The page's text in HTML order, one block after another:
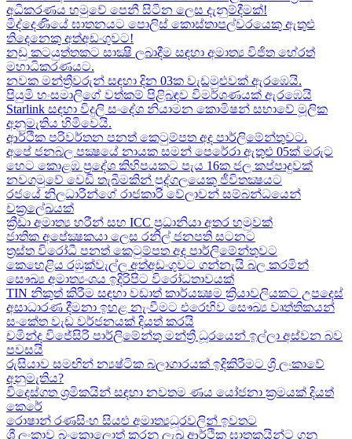
අධිකරණය හමුවේ පෙනී සිටින ලෙස දැනුම්දීමක්!
මිද්දෙණියේ ඝාතනයට පොලිස් කොස්තාපල්වරයෙකු ඇතුළු
තිදෙනෙකු අත්අඩංගුවට​!
නඩු කටයුත්තකට සාක්‍ෂි ලබාදීම සඳහා අමාත්‍ය විජිත හේරත්
මහාධිකරණයට​.
නවක මන්ත්‍රීවරුන් සඳහා දින 03ක වැඩමුළුවක් ඇරඹෙයි.
පියුමි හංසමාලිගේ වත්කම් පිළිබඳව විමර්ශණයක් ඇරඹෙයි
Starlink සඳහා විදුලි සංදේශ නියාමන කොමිෂන් සභාවේ මූලික
අනුමැතිය හිමිවෙයි.
ආර්ථික පරිවර්තන පනත් කෙටුම්පත අද පාර්ලිමේන්තුවට.
අපේ ජනබල පක්‍ෂයේ නායක සමන් පෙරේරා ඇතුළු 05ක් මරුට​
හෙට කොළඹ ප්‍රදේශ කිහිපයකට පැය 16ක ජල කප්පාදුවක්
නවගමුවේ වෙඩි තැබීමකින් පුද්ගලයෙකු ජීවිතක්‍ෂයට​
රජයේ නිලධාරීන්ගේ රාජකාරි වේලාවන් සම්බන්ධයෙන්
චක්‍රලේඛයක්
ක්‍රීඩා අමාත්‍ය හරීන් සහ​ ICC ප්‍රධානියා අතර හමුවක්
ජාතික අපේක්‍ෂකයා ලෙස රනිල් ජනපති සටනට​
ත්‍රස්ත විරෝධී පනත් කෙටුම්පත අද පාර්ලිමේන්තුවට​
කෙහෙළිය රඹුක්වැල්ල අත්අඩංගුවට ගන්නැයි බල කරමින්
සෞඛ්‍ය අමාත්‍යංශය ඉදිරිපිට විරෝධතාවයක්
TIN නිකුත් කිරීම සඳහා වඩාත් කාර්යක්‍ෂම ක්‍රියාවලියකට උපදෙස්
අසාධාරණ දීමනා ඉහළ නැංවීමට එරෙහිව සෞඛ්‍ය වෘත්තිකයන්
සංකේත වැඩ වර්ජනයක් දියත් කරයි
චමින්ද විජේසිරි පාර්ලිමේන්තු මන්ත්‍රී ධූරයෙන් ඉල්ලා අස්වන බව
පවසයි
රුසියාව සමඟින් න්‍යෂ්ටික බලාගාරයක් ඉදිකිරීමට ශ්‍රී ලංකාවේ
අනුමැතිය?
විදෙස්ගත ශ්‍රමිකයින් සඳහා නවතම ණය යෝජනා ක්‍රමයක් දියත්
කෙරේ
රොෂාන් රණසිංහ සියළු අමාත්‍යධූරවලින් ඉවතට​
ශ්‍රී ලංකාව බංකොලොත් කරනු ලැබූ ආර්ථික ඝාතකයින්ට ගනු